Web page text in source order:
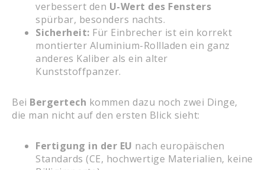
verbessert den U-Wert des Fensters
spürbar, besonders nachts.
Sicherheit: Für Einbrecher ist ein korrekt
montierter Aluminium-Rollladen ein ganz
anderes Kaliber als ein alter
Kunststoffpanzer.
Bei Bergertech kommen dazu noch zwei Dinge,
die man nicht auf den ersten Blick sieht:
Fertigung in der EU nach europäischen
Standards (CE, hochwertige Materialien, keine